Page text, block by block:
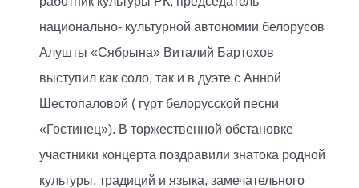
национально- культурной автономии белорусов
Алушты «Сябрына» Виталий Бартохов
выступил как соло, так и в дуэте с Анной
Шестопаловой ( гурт белорусской песни
«Гостинец»). В торжественной обстановке
участники концерта поздравили знатока родной
культуры, традиций и языка, замечательного